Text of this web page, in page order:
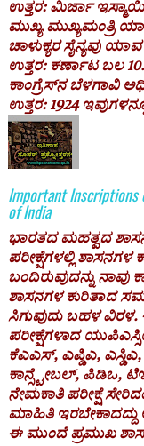
ಉತ್ತರ: ಮಿರ್ಜಾ
ಮುಖ್ಯ ಮುಖ್ಯಮಂತ್ರಿ
ಚಾಳುಕ್ಯರ ಸೈನ್ಯವು
ಉತ್ತರ: ಕರ್ಣಾಟ ಬಲ
ಕಾಂಗ್ರೆಸ್‌ನ ಬೆಳಗಾವಿ
ಉತ್ತರ: 1924
Important Inscriptions
of India
ಭಾರತದ ಮಹತ್ವದ
ಪರೀಕ್ಷೆಗಳಲ್ಲಿ ಶಾಸನಗಳ
ಬಂದಿರುವುದನ್ನು ನಾವು
ಶಾಸನಗಳ ಕುರಿತಾದ
ಸಿಗುವುದು ಬಹಳ ವಿರಳ.
ಪರೀಕ್ಷೆಗಳಾದ
ಕೆಎಎಸ್, ಎಪ್ಡಿಎ,
ಕಾನ್ಸ್ಟೇಬಲ್, ಪಿಡಿಒ,
ನೇಮಕಾತಿ ಪರೀಕ್ಷೆ
ಮಾಹಿತಿ
ಈ ಮುಂದೆ ಪ್ರಮುಖ